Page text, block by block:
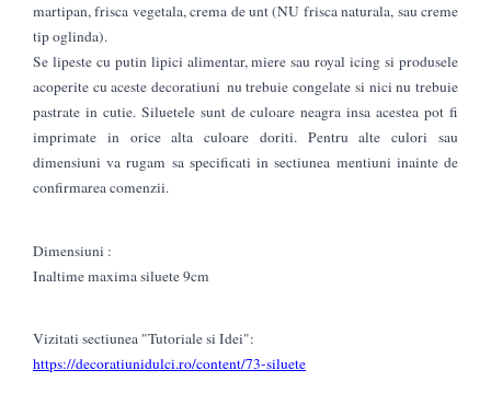
martipan, frisca vegetala, crema de unt (NU frisca naturala, sau creme
tip oglinda).
Se lipeste cu putin lipici alimentar, miere sau royal icing si produsele
acoperite cu aceste decoratiuni nu trebuie congelate si nici nu trebuie
pastrate in cutie. Siluetele sunt de culoare neagra insa acestea pot fi
imprimate in orice alta culoare doriti. Pentru alte culori sau
dimensiuni va rugam sa specificati in sectiunea mentiuni inainte de
confirmarea comenzii.
Dimensiuni :
Inaltime maxima siluete 9cm
Vizitati sectiunea "Tutoriale si Idei":
https://decoratiunidulci.ro/content/73-siluete